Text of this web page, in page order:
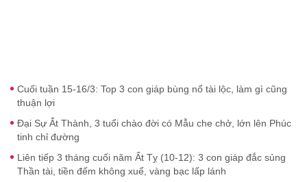
Cuối tuần 15-16/3: Top 3 con giáp bùng nổ tài lộc, làm gì cũng
thuận lợi
Đại Sự Ắt Thành, 3 tuổi chào đời có Mẫu che chở, lớn lên Phúc
tinh chỉ đường
Liên tiếp 3 tháng cuối năm Ất Tỵ (10-12): 3 con giáp đắc sủng
Thần tài, tiền đếm không xuể, vàng bạc lấp lánh